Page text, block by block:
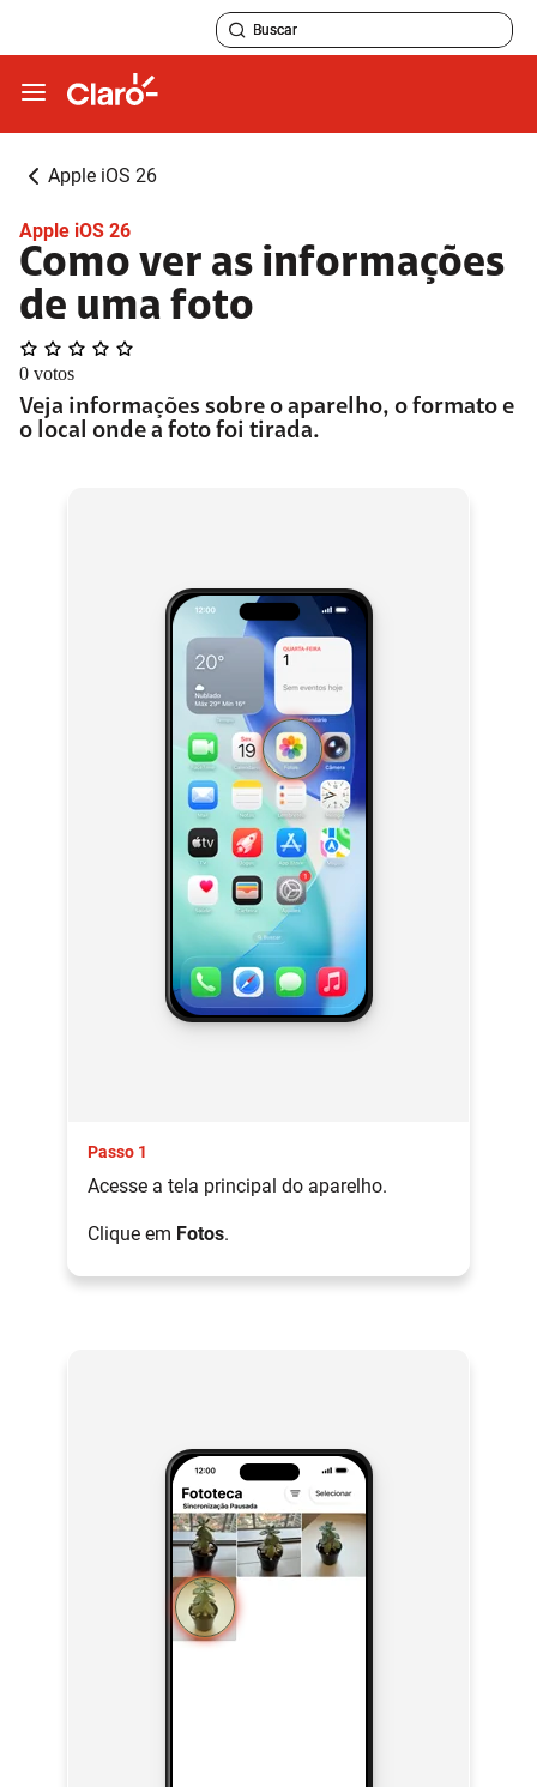
Apple iOS 26
Apple iOS 26
Como ver as informações
de uma foto
0 votos
Veja informações sobre o aparelho, o formato e
o local onde a foto foi tirada.
Passo 1
Acesse a tela principal do aparelho.
Clique em Fotos.